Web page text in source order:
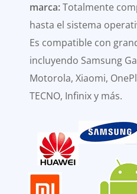
marca:Totalmente
hasta el sistema
Es compatible con
incluyendo Samsung
Motorola, Xiaomi,
TECNO, Infinix y más.